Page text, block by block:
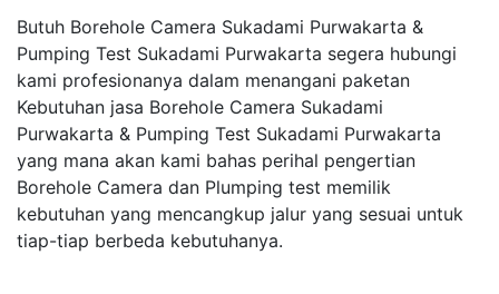
Butuh Borehole Camera Sukadami Purwakarta &
Pumping Test Sukadami Purwakarta segera hubungi
kami profesionanya dalam menangani paketan
Kebutuhan jasa Borehole Camera Sukadami
Purwakarta & Pumping Test Sukadami Purwakarta
yang mana akan kami bahas perihal pengertian
Borehole Camera dan Plumping test memilik
kebutuhan yang mencangkup jalur yang sesuai untuk
tiap-tiap berbeda kebutuhanya.